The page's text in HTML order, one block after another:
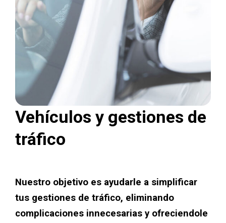
Vehículos y gestiones de
tráfico
Nuestro objetivo es ayudarle a simplificar
tus gestiones de tráfico, eliminando
complicaciones innecesarias y ofreciendole